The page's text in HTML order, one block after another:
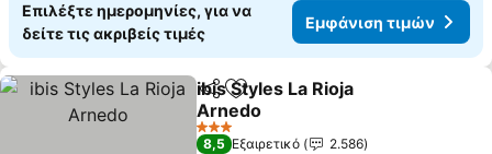
Επιλέξτε ημερομηνίες, για να
δείτε τις ακριβείς τιμές
Εμφάνιση τιμών
Κοινοποίηση
Προσθήκη στα αγαπημένα
ibis Styles La Rioja
Arnedo
3 Αστέρια
8,5 Εξαιρετικό
2.586